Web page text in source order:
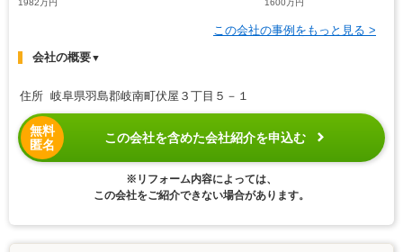
1982万円 1600万円
この会社の事例をもっと見る >
会社の概要▼
住所 岐阜県羽島郡岐南町伏屋３丁目５－１
無料
匿名
この会社を含めた会社紹介を申込む
※リフォーム内容によっては、
この会社をご紹介できない場合があります。